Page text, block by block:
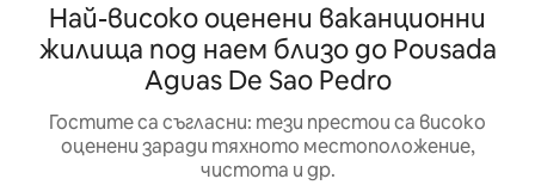
Най-високо оценени ваканционни
жилища под наем близо до Pousada
Aguas De Sao Pedro
Гостите са съгласни: тези престои са високо
оценени заради тяхното местоположение,
чистота и др.